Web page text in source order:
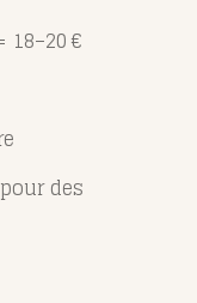
18–20 €
des